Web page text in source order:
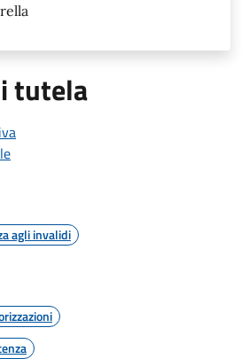
tutela
agli invalidi